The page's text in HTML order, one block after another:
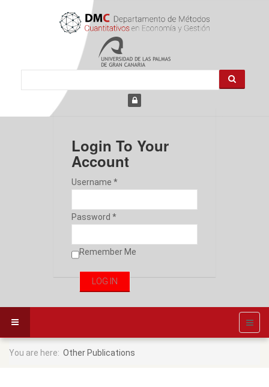
Login To Your
Account
Username *
Password *
Remember Me
You are here: Other Publications